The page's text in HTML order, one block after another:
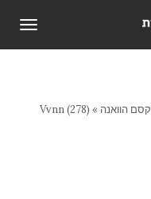
קסם הוואנה »
Vvnn (278)